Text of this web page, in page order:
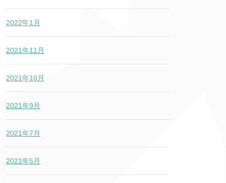
2022年1月
2021年11月
2021年10月
2021年9月
2021年7月
2021年5月